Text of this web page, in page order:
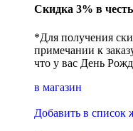
Скидка 3% в
*Для получения
примечании к
что у вас День
в магазин
Добавить в список